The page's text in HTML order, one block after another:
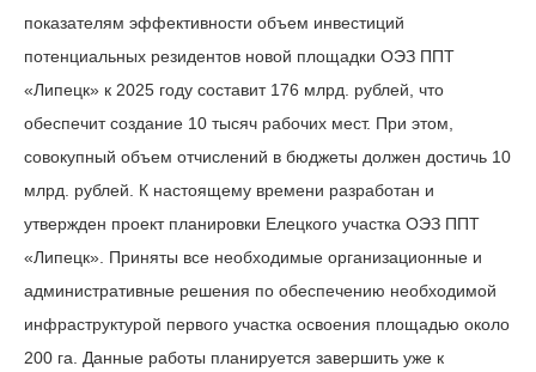
показателям эффективности объем инвестиций
потенциальных резидентов новой площадки ОЭЗ ППТ
«Липецк» к 2025 году составит 176 млрд. рублей, что
обеспечит создание 10 тысяч рабочих мест. При этом,
совокупный объем отчислений в бюджеты должен достичь 10
млрд. рублей. К настоящему времени разработан и
утвержден проект планировки Елецкого участка ОЭЗ ППТ
«Липецк». Приняты все необходимые организационные и
административные решения по обеспечению необходимой
инфраструктурой первого участка освоения площадью около
200 га. Данные работы планируется завершить уже к